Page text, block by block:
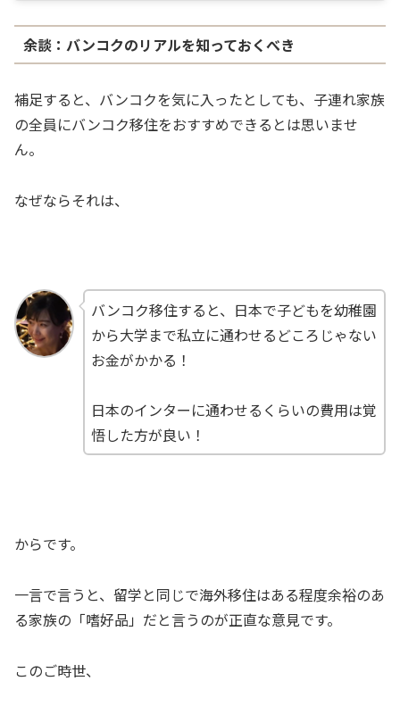
余談：バンコクのリアルを知っておくべき
補足すると、バンコクを気に入ったとしても、子連れ家族
の全員にバンコク移住をおすすめできるとは思いませ
ん。
なぜならそれは、
バンコク移住すると、日本で子どもを幼稚園
から大学まで私立に通わせるどころじゃない
お金がかかる！
日本のインターに通わせるくらいの費用は覚
悟した方が良い！
からです。
一言で言うと、留学と同じで海外移住はある程度余裕のあ
る家族の「嗜好品」だと言うのが正直な意見です。
このご時世、